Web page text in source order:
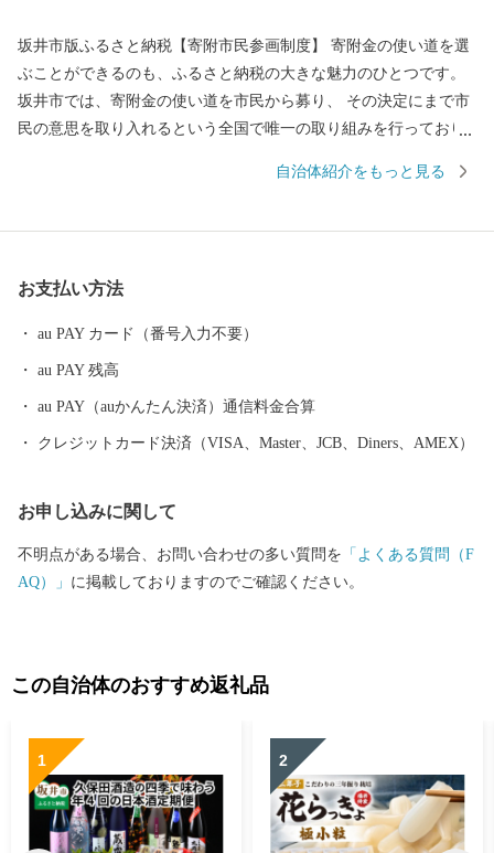
坂井市版ふるさと納税【寄附市民参画制度】 寄附金の使い道を選
ぶことができるのも、ふるさと納税の大きな魅力のひとつです。
坂井市では、寄附金の使い道を市民から募り、 その決定にまで市
民の意思を取り入れるという全国で唯一の取り組みを行っており
ふるさと”です！(同市丸岡町はコシヒカリ開発者 石墨博士の故郷
織による織マークは国内シェアの80％を占めております。 また、
景勝地「東尋坊」に代表される海岸線や現存十二天守として知ら
れる「丸岡城」などを有することでも有名です。 心から笑顔にな
ただいた個人情報は、坂井市が責任をもって管理し、関係法令で
せていただき、その手段として、電子メールの配信やパンフレッ
や、電子メールの配信又は資料の郵送停止等のご希望がございま
したら、ふるさと納税担当(furusato_tax@city.fukui-sakai.lg.jp)まで
ご連絡ください。
自治体紹介をもっと見る
お支払い方法
au PAY カード（番号入力不要）
au PAY 残高
au PAY（auかんたん決済）通信料金合算
クレジットカード決済（VISA、Master、JCB、Diners、AMEX）
お申し込みに関して
不明点がある場合、お問い合わせの多い質問を 「よくある質問（F
AQ）」 に掲載しておりますのでご確認ください。
この自治体のおすすめ返礼品
1 2